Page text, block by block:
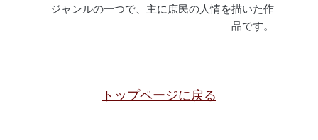
ジャンルの一つで、主に庶民の人情を描いた作
品です。
トップページに戻る